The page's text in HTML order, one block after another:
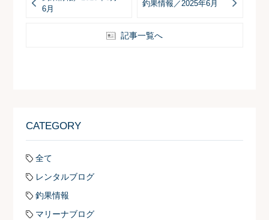
6月
釣果情報／2025年6月
記事一覧へ
CATEGORY
全て
レンタルブログ
釣果情報
マリーナブログ